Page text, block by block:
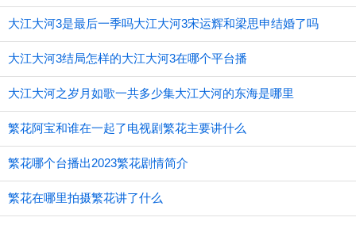
大江大河3是最后一季吗大江大河3宋运辉和梁思申结婚了吗
大江大河3结局怎样的大江大河3在哪个平台播
大江大河之岁月如歌一共多少集大江大河的东海是哪里
繁花阿宝和谁在一起了电视剧繁花主要讲什么
繁花哪个台播出2023繁花剧情简介
繁花在哪里拍摄繁花讲了什么